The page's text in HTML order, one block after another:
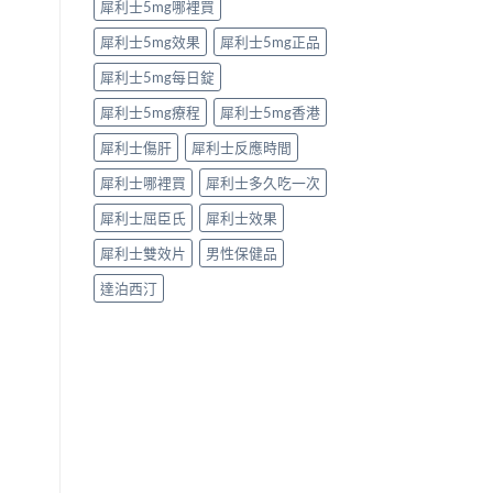
犀利士5mg哪裡買
犀利士5mg效果
犀利士5mg正品
犀利士5mg每日錠
犀利士5mg療程
犀利士5mg香港
犀利士傷肝
犀利士反應時間
犀利士哪裡買
犀利士多久吃一次
犀利士屈臣氏
犀利士效果
犀利士雙效片
男性保健品
達泊西汀